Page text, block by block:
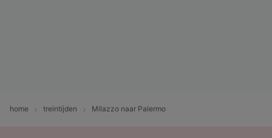
home treintijden Milazzo naar Palermo